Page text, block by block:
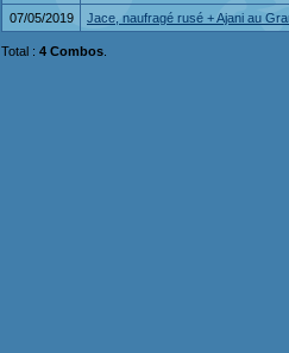
07/05/2019
Jace, naufragé rusé + Ajani au
Total : 4 Combos